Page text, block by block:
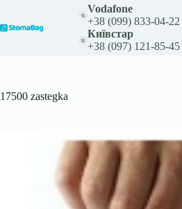
вмісту
Vodafone
+38 (099) 833-04-22
Київстар
+38 (097) 121-85-45
17500 zastegka